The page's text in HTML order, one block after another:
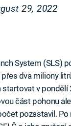
29, 2022
System (SLS)
dva miliony
v pondělí
část pohonu
pozastavil.